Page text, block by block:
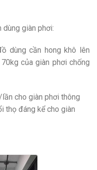
giàn phơi:
dùng cần hong khô lên
của giàn phơi chống
cho giàn phơi thông
thọ đáng kể cho giàn